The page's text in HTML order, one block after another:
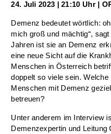
24. Juli 2023 | 21:10 Uhr |
Demenz bedeutet wörtlich:
mich groß und mächtig“,
Jahren ist sie an Demenz
eine neue Sicht auf die
Menschen in Österreich
doppelt so viele sein.
Menschen mit Demenz
betreuen?
Unter anderem im Interview
Demenzexpertin und Leitung